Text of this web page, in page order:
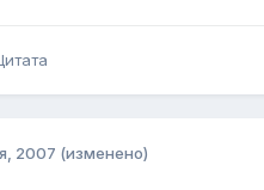
2007 (изменено)